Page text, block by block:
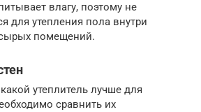
влагу, поэтому не
для утепления пола внутри
помещений.
утеплитель лучше для
сравнить их